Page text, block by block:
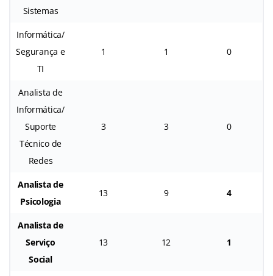
Sistemas
Informática/
Segurança e
TI
1 1 0
Analista de
Informática/
Suporte
Técnico de
Redes
3 3 0
Analista de
Psicologia
13 9 4
Analista de
Serviço
Social
13 12 1